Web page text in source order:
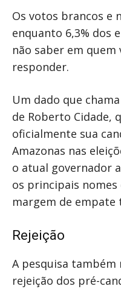
Os votos brancos e
enquanto 6,3% dos
não saber em
responder.
Um dado que
de Roberto Cidade,
oficialmente sua
Amazonas nas
o atual governador
os principais
margem de empate
Rejeição
A pesquisa também
rejeição dos pré-